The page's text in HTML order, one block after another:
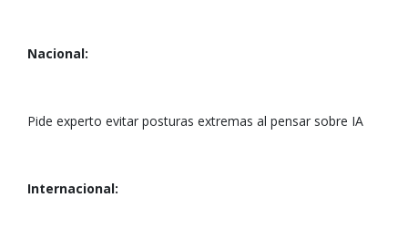
Nacional:
Pide experto evitar posturas extremas al pensar sobre IA
Internacional: